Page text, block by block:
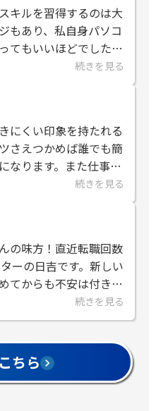
キルを習得するのは大
もあり、私自身パソコ
てもいいほどでした。
の必要性を感じ、勉強
続きを見る
にくい印象を持たれる
さえつかめば誰でも簡
なります。また仕事の
み合わせることで、よ
続きを見る
の味方！直近転職回数
ーの日吉です。新しい
てからも不安は付きも
不安になるし。だから
れても...
続きを見る
ちら